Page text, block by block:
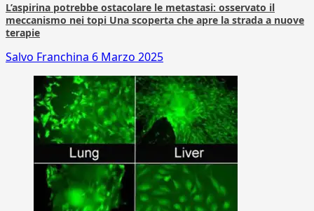
L’aspirina potrebbe ostacolare le metastasi: osservato il
meccanismo nei topi Una scoperta che apre la strada a nuove
terapie
Salvo Franchina 6 Marzo 2025